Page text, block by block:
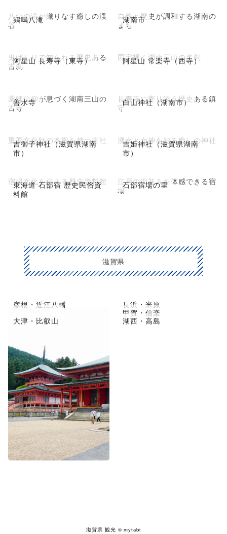
鶏鳴八滝
八つの滝が織りなす癒しの渓
谷
湖南市
自然と歴史が調和する湖南の
まち
阿星山 長寿寺（東寺）
鬼ばしりで知られる歴史ある
古刹
阿星山 常楽寺（西寺）
国宝輝く湖南三山の名刹
善水寺
薬師信仰が息づく湖南三山の
古寺
白山神社（湖南市）
長寿寺に寄り添う歴史ある鎮
守
吉御子神社（滋賀県湖南
市）
重要文化財の本殿を持つ古社
吉姫神社（滋賀県湖南
市）
湧水と女神を祀る癒しの神社
東海道 石部宿 歴史民俗資
料館
宿場文化を伝える歴史資料館 石部宿場の里
江戸の街並みを体感できる宿
場
滋賀県
彦根・近江八幡
長浜・米原
甲賀・信楽
大津・比叡山
湖西・高島
滋賀県 観光 © mytabi